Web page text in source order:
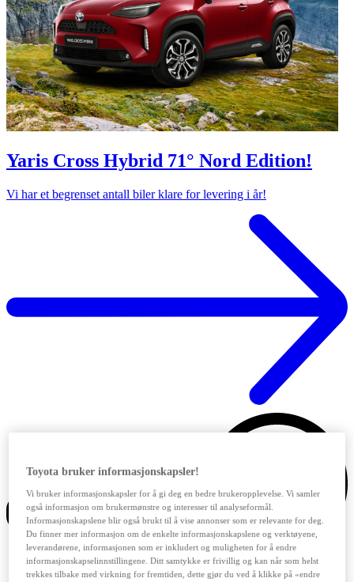
Yaris Cross Hybrid 71° Nord Edition!
Vi har et begrenset antall biler klare for levering i år!
Toyota bruker informasjonskapsler!
Vi bruker informasjonskapsler for å gi deg en bedre brukeropplevelse. Vi samler
også informasjon om brukermønstre og interesser til analyseformål.
Informasjonskapslene blir også brukt til å vise annonser som er relevante for deg.
Du finner mer informasjon om de enkelte informasjonskapslene og verktøyene,
leverandørene, informasjonen som er inkludert og muligheten for å endre
informasjonskapselinnstillingene. Ditt samtykke er frivillig og kan når som helst
trekkes tilbake med virkning for fremtiden, dette gjør du ved å klikke på «endre